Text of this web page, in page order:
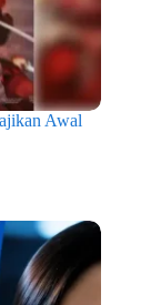
Awal